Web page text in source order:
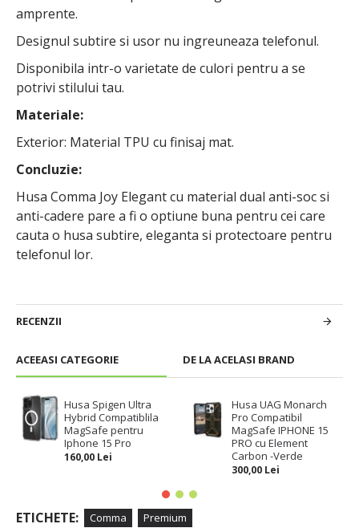
ACEEASI CATEGORIE DE LA ACELASI BRAND
Husa Spigen Ultra
Hybrid Compatiblila
MagSafe pentru
Iphone 15 Pro
160,00 Lei
Husa UAG Monarch
Pro Compatibil
MagSafe IPHONE 15
PRO cu Element
Carbon -Verde
300,00 Lei
amprente.
Designul subtire si usor nu ingreuneaza telefonul.
Disponibila intr-o varietate de culori pentru a se
potrivi stilului tau.
Materiale:
Exterior: Material TPU cu finisaj mat.
Concluzie:
Husa Comma Joy Elegant cu material dual anti-soc si
anti-cadere pare a fi o optiune buna pentru cei care
cauta o husa subtire, eleganta si protectoare pentru
telefonul lor.
RECENZII
ETICHETE: Comma Premium